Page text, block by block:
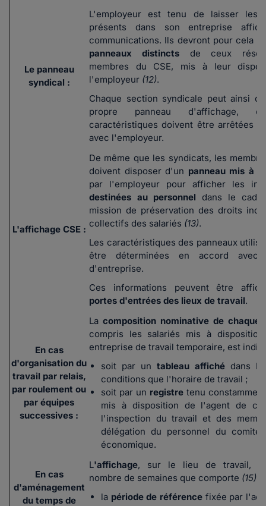
Le panneau
syndical :
L'employeur est tenu de laisser les
présents dans son entreprise
communications. Ils devront pour cela
panneaux distincts de ceux
membres du CSE, mis à leur
l'employeur (12).
Chaque section syndicale peut ainsi
propre panneau d'affichage,
caractéristiques doivent être arrêtées
avec l'employeur.
L'affichage CSE :
De même que les syndicats, les
doivent disposer d'un panneau mis à
par l'employeur pour afficher les
destinées au personnel dans le
mission de préservation des droits
collectifs des salariés (13).
Les caractéristiques des panneaux
être déterminées en accord
d'entreprise.
Ces informations peuvent être
portes d'entrées des lieux de travail.
En cas
d'organisation du
travail par relais,
par roulement ou
par équipes
successives :
La composition nominative de chaque
compris les salariés mis à
entreprise de travail temporaire, est
soit par un tableau affiché dans
conditions que l'horaire de travail ;
soit par un registre tenu
mis à disposition de l'agent de
l'inspection du travail et des
délégation du personnel du comité
économique.
En cas
d'aménagement
du temps de
L'affichage, sur le lieu de travail,
nombre de semaines que comporte (15)
la période de référencefixée par